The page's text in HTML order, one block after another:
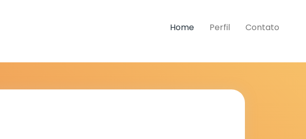
Home Perfil Contato